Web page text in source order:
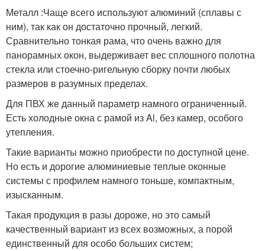
Металл :Чаще всего используют алюминий (сплавы с
ним), так как он достаточно прочный, легкий.
Сравнительно тонкая рама, что очень важно для
панорамных окон, выдерживает вес сплошного полотна
стекла или стоечно-ригельную сборку почти любых
размеров в разумных пределах.
Для ПВХ же данный параметр намного ограниченный.
Есть холодные окна с рамой из Al, без камер, особого
утепления.
Такие варианты можно приобрести по доступной цене.
Но есть и дорогие алюминиевые теплые оконные
системы с профилем намного тоньше, компактным,
изысканным.
Такая продукция в разы дороже, но это самый
качественный вариант из всех возможных, а порой
единственный для особо больших систем;